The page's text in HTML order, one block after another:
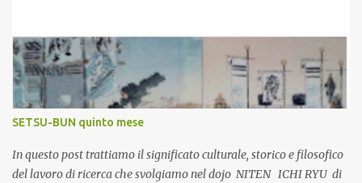
varie fasi di apprendimento che l’arte impone, guidando la crescita
personale del praticante. #qigongesalute #maestriqigong
#personaltrainerolistico #riflessologiabenessere
#determinazioneartigiapponesi www.duecieli.it ® Quando
l’inverno si trasforma in primavera setsu bun: sesto mese Nelle
campagne del Giappone , le principali celebrazioni religiose si
tengono generalmente in autunno, ma nella capitale, e in a...
SETSU-BUN quinto mese
In questo post trattiamo il significato culturale, storico e filosofico
del lavoro di ricerca che svolgiamo nel dojo NITEN ICHI RYU di